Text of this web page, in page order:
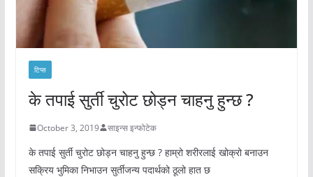
टिप्स
के तपाई सुर्ती चुरोट छोड्न चाहनु हुन्छ ?
October 3, 2019 साइन्स इन्फोटेक
के तपाई सुर्ती चुरोट छोड्न चाहनु हुन्छ ? हाम्रो शरीरलाई खोक्रो बनाउन
सक्रिय भुमिका निभाउन सुर्तीजन्य पदार्थको ठूलो हात छ